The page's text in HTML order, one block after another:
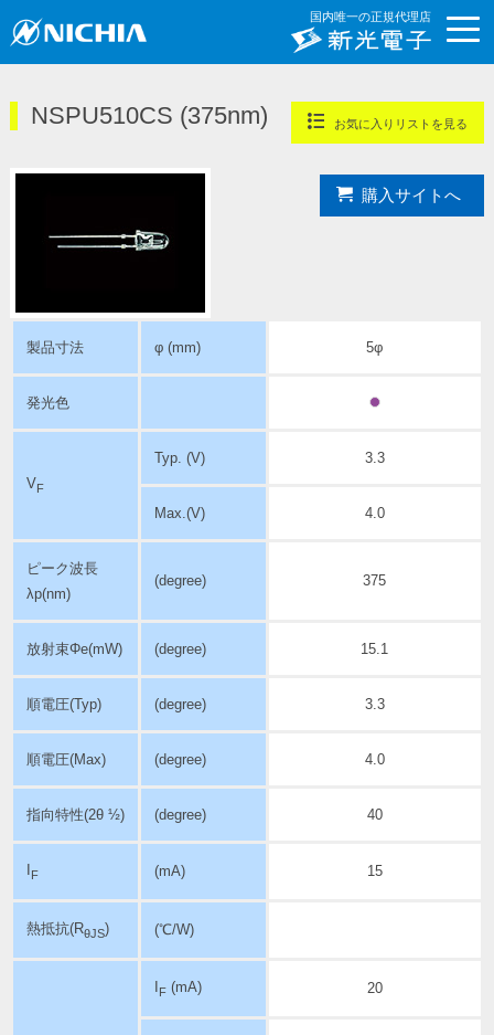
国内唯一の正規代理店
NSPU510CS (375nm)
購入サイトへ
お気に入りリストを見る
製品寸法 φ (mm) 5φ
発光色
VF
Typ. (V) 3.3
Max.(V) 4.0
ピーク波長
λp(nm)
(degree) 375
放射束Φe(mW) (degree) 15.1
順電圧(Typ) (degree) 3.3
順電圧(Max) (degree) 4.0
指向特性(2θ ½) (degree) 40
F (mA) 15
熱抵抗(RθJS) (℃/W)
F(mA) 20